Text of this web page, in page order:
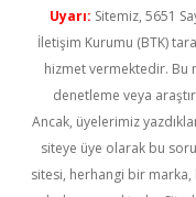
Uyarı: Sitemiz, 5651
İletişim Kurumu (BTK)
hizmet vermektedir.
denetleme veya
Ancak, üyelerimiz
siteye üye olarak bu
sitesi, herhangi bir marka,